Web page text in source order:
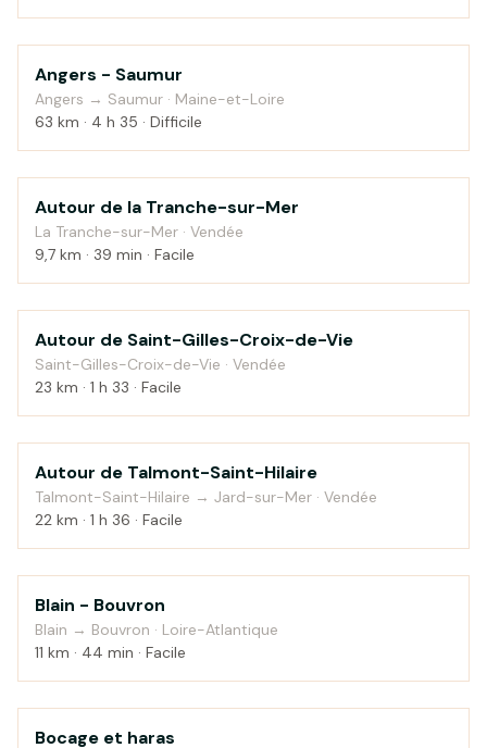
Campagne
Angers - Saumur
Angers → Saumur · Maine-et-Loire
63 km · 4 h 35 · Difficile
Bord de mer
Autour de la Tranche-sur-Mer
La Tranche-sur-Mer · Vendée
9,7 km · 39 min · Facile
Bord de mer
Autour de Saint-Gilles-Croix-de-Vie
Saint-Gilles-Croix-de-Vie · Vendée
23 km · 1 h 33 · Facile
Bord de mer
Autour de Talmont-Saint-Hilaire
Talmont-Saint-Hilaire → Jard-sur-Mer · Vendée
22 km · 1 h 36 · Facile
Au fil de l'eau
Blain - Bouvron
Blain → Bouvron · Loire-Atlantique
11 km · 44 min · Facile
Campagne
Bocage et haras